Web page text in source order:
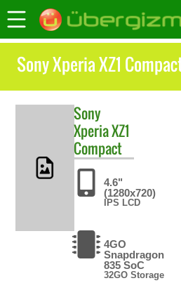
Sony Xperia XZ1
Sony
Xperia XZ1
Compact
4.6"
(1280x720)
IPS LCD
4GO
Snapdragon
835 SoC
32GO Storage